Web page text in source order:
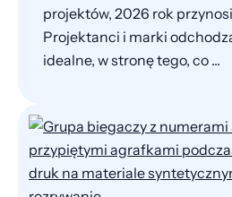
projektów, 2026 rok
Projektanci i marki
idealne, w stronę tego, co ...